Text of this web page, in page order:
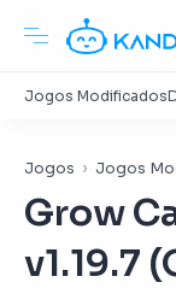
Jogos Jogos
Grow
v1.19.7